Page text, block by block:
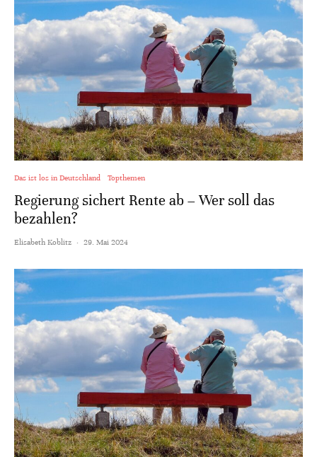
Das ist los in Deutschland Topthemen
Regierung sichert Rente ab – Wer soll das
bezahlen?
Elisabeth Koblitz · 29. Mai 2024